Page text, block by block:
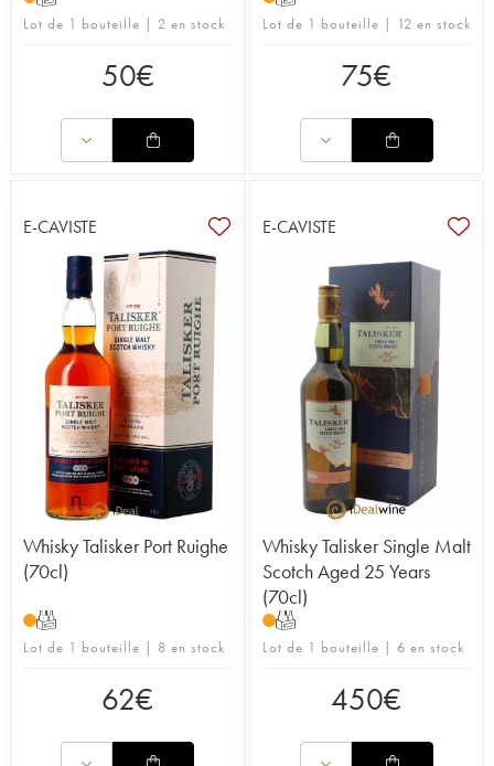
Lot de 1 bouteille | 2 en stock
50€
Lot de 1 bouteille | 12 en stock
75€
E-CAVISTE
Whisky Talisker Port Ruighe
(70cl)
T
Lot de 1 bouteille | 8 en stock
62€
E-CAVISTE
Whisky Talisker Single Malt
Scotch Aged 25 Years
(70cl)
T
Lot de 1 bouteille | 6 en stock
450€